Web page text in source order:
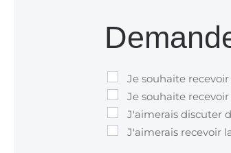
Je souhaite
Je souhaite
J'aimerais discuter
J'aimerais recevoir